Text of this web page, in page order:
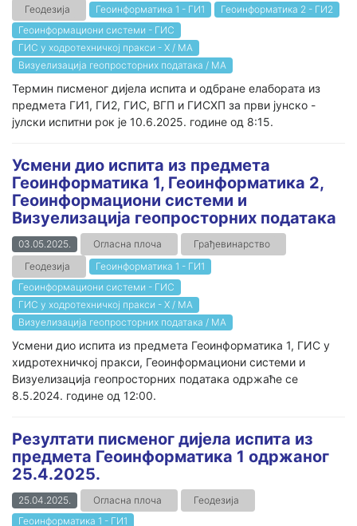
Геодезија
Геоинформатика 1 - ГИ1
Геоинформатика 2 - ГИ2
Геоинформациони системи - ГИС
ГИС у ходротехничкој пракси - Х / МА
Визуелизација геопросторних података / МА
Термин писменог дијела испита и одбране елабората из
предмета ГИ1, ГИ2, ГИС, ВГП и ГИСХП за први јунско -
јулски испитни рок је 10.6.2025. године од 8:15.
Усмени дио испита из предмета
Геоинформатика 1, Геоинформатика 2,
Геоинформациони системи и
Визуелизација геопросторних података
03.05.2025. Огласна плоча
Грађевинарство
Геодезија
Геоинформатика 1 - ГИ1
Геоинформациони системи - ГИС
ГИС у ходротехничкој пракси - Х / МА
Визуелизација геопросторних података / МА
Усмени дио испита из предмета Геоинформатика 1, ГИС у
хидротехничкој пракси, Геоинформациони системи и
Визуелизација геопросторних података одржаће се
8.5.2024. године од 12:00.
Резултати писменог дијела испита из
предмета Геоинформатика 1 одржаног
25.4.2025.
25.04.2025. Огласна плоча
Геодезија
Геоинформатика 1 - ГИ1